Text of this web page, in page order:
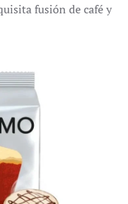
fusión de café y